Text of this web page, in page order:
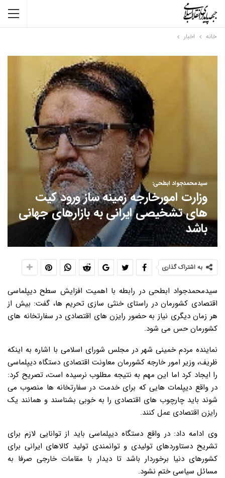
خانه اخبار
سیدمحمدجواد ابطحی:
وزارت امورخارجه زمینه ساز ورود کیت
های تشخیصی ایرانی به بازارهای جهانی
باشد
به اشتراک گذاری
سیدمحمدجواد ابطحی در رابطه با اهمیت افزایش سطح دیپلماسی
اقتصادی کشورمان در راستای خنثی سازی تحریم ها، گفت: بیش از
هر زمان دیگری نیاز به حضور رایزن های اقتصادی در سفارتخانه های
کشورمان حس می شود.
نماینده مردم خمینی شهر در مجلس شورای اسلامی با اشاره به اینکه
ظریف، وزیر امور خارجه کشورمان معاونت اقتصادی دستگاه دیپلماسی
را ایجاد کرد اما این مهم به نتیجه مطلوب نرسیده است، تصریح کرد:
در واقع دیپلمات هایی که برای خدمت در سفارتخانه ها منصوب می
شوند باید چارچوب های اقتصادی را به خوبی بشناسند و همانند یک
رایزن اقتصادی عمل کنند.
وی ادامه داد: در واقع دستگاه دیپلماسی باید از توانایی لازم برای
تشریح دستاوردهای تولیدی و توانمندی تولید کالاهای ایرانی برای
کشورهای دنیا برخوردار باشد تا دیدار با مقامات خارجی صرفا به
مسائل سیاسی ختم نشود.